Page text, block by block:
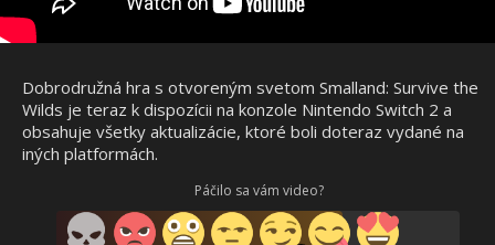
Dobrodružná hra s otvoreným svetom Smalland: Survive the
Wilds je teraz k dispozícii na konzole Nintendo Switch 2 a
obsahuje všetky aktualizácie, ktoré boli doteraz vydané na
iných platformách.
Páčilo sa vám video?